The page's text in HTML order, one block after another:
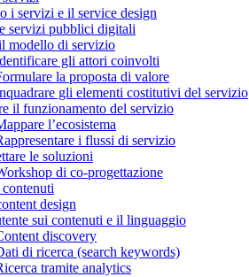
i servizi e il service design
servizi pubblici digitali
modello di servizio
gli attori coinvolti
la proposta di valore
gli elementi costitutivi del servizio
il funzionamento del servizio
l’ecosistema
i flussi di servizio
le soluzioni
di co-progettazione
design
sui contenuti e il linguaggio
discovery
di ricerca (search keywords)
tramite analytics